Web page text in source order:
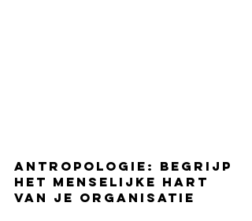
Antropologie: begrijp
het menselijke hart
van je organisatie